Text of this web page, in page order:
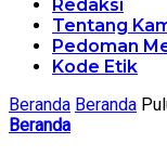
Redaksi
Tentang
Pedoman
Kode Etik
Beranda Beranda
Beranda